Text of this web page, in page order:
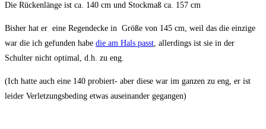
Die Rückenlänge ist ca. 140 cm und Stockmaß ca. 157 cm
Bisher hat er eine Regendecke in Größe von 145 cm, weil das die einzige
war die ich gefunden habe die am Hals passt, allerdings ist sie in der
Schulter nicht optimal, d.h. zu eng.
(Ich hatte auch eine 140 probiert- aber diese war im ganzen zu eng, er ist
leider Verletzungsbeding etwas auseinander gegangen)